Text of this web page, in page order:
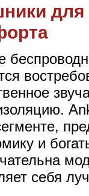
для
и
себя